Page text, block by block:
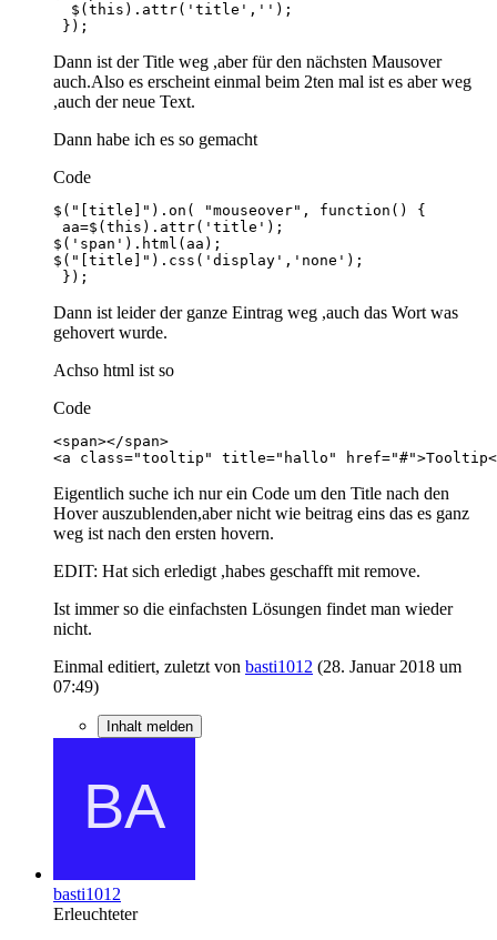
});
Dann ist der Title weg ,aber für den nächsten Mausover
auch.Also es erscheint einmal beim 2ten mal ist es aber weg
,auch der neue Text.
Dann habe ich es so gemacht
Code
});
Dann ist leider der ganze Eintrag weg ,auch das Wort was
gehovert wurde.
Achso html ist so
Code
<a class="tooltip" title="hallo"
Eigentlich suche ich nur ein Code um den Title nach den
Hover auszublenden,aber nicht wie beitrag eins das es ganz
weg ist nach den ersten hovern.
EDIT: Hat sich erledigt ,habes geschafft mit remove.
Ist immer so die einfachsten Lösungen findet man wieder
nicht.
Einmal editiert, zuletzt von basti1012 (28. Januar 2018 um
07:49)
Inhalt melden
basti1012
Erleuchteter